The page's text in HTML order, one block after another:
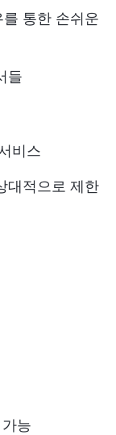
통한 손쉬운
들
비스
대적으로 제한
능